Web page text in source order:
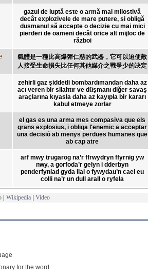
gazul de luptă este o armă mai milostivă
decât explozivele de mare putere, și obligă
dușmanul să accepte o decizie cu mai mici
pierderi de oameni decât orice alt mijloc de
război
氣體是一種比高爆彈仁慈的武器，它可以迫使敵
人接受生命損失比任何其他媒介之戰爭少的决定
zehirli gaz şiddetli bombardımandan daha az
acı veren bir silahtır ve düşmanı diğer savaş
araçlarına kıyasla daha az kayıpla bir kararı
kabul etmeye zorlar
el gas es una arma mes compasiva que els
grans explosius, i obliga l'enemic a acceptar
una decisió ab menys perdues humanes que
ab cap atre
arf mwy trugarog na’r ffrwydryn ffyrnig yw
nwy, a gorfoda’r gelyn i dderbyn
penderfyniad gyda llai o fywydau’n cael eu
colli na’r un dull arall o ryfela
| Wikipedia | Video
for the word